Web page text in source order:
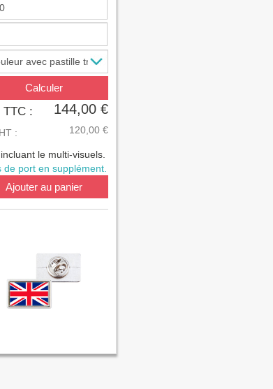
Calculer
TTC : 144,00 €
: 120,00 €
le multi-visuels.
de port en supplément.
Ajouter au panier